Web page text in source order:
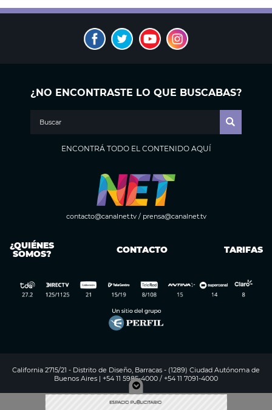
¿NO ENCONTRASTE LO QUE BUSCABAS?
ENCONTRÁ TODO EL CONTENIDO AQUÍ
contacto@canalnet.tv/ prensa@canalnet.tv
¿QUIÉNES
SOMOS? CONTACTO TARIFAS
California 2715/21 - Distrito de Diseño, Barracas - (1289) Ciudad Autónoma de
Buenos Aires | +54 11 5985-4000 / +54 11 7091-4000
Digitalproserver